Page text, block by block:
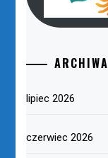
ARCHIWA
lipiec 2026
czerwiec 2026